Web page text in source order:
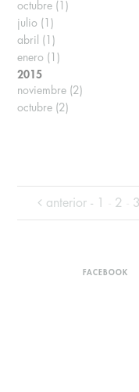
octubre (1)
julio (1)
abril (1)
enero (1)
2015
noviembre (2)
octubre (2)
anterior - 2 3
FACEBOOK